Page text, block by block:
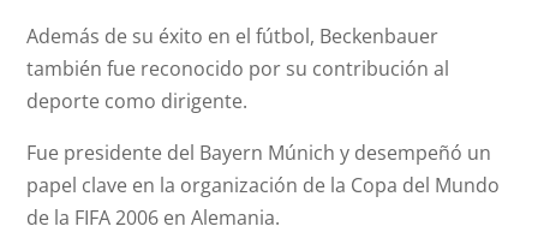
Además de su éxito en el fútbol, Beckenbauer
también fue reconocido por su contribución al
deporte como dirigente.
Fue presidente del Bayern Múnich y desempeñó un
papel clave en la organización de la Copa del Mundo
de la FIFA 2006 en Alemania.